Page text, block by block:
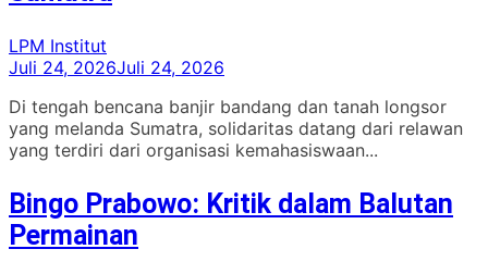
LPM Institut
Juli 24, 2026Juli 24, 2026
Di tengah bencana banjir bandang dan tanah longsor
yang melanda Sumatra, solidaritas datang dari relawan
yang terdiri dari organisasi kemahasiswaan...
Bingo Prabowo: Kritik dalam Balutan
Permainan